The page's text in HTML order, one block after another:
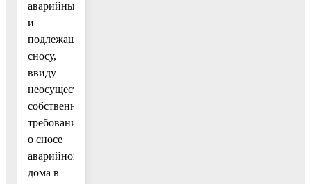
аварийным
и
подлежащим
сносу,
ввиду
неосуществления
собственниками
требования
о сносе
аварийного
дома в